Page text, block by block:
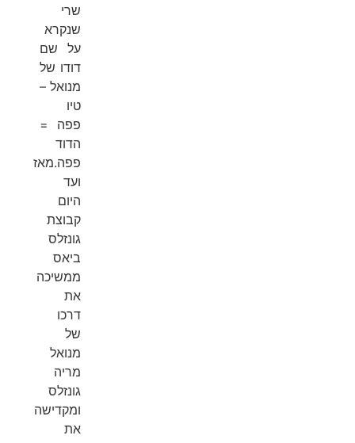
שרי
שנקרא
על שם
דודו של
מנואל –
טיו
פפה =
הדוד
פפה.מאז
ועד
היום
קבוצת
גונזלס
ביאס
ממשיכה
את
דרכו
של
מנואל
מריה
גונזלס
ומקדישה
את